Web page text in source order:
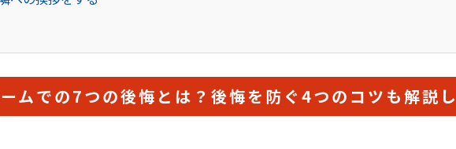
ムでの7つの後悔とは？後悔を防ぐ4つのコツも解説し